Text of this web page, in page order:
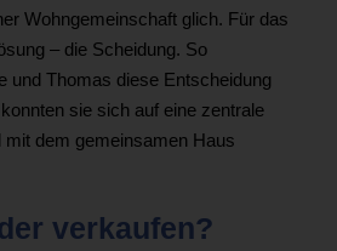
Wohngemeinschaft glich. Für das
– die Scheidung. So
und Thomas diese Entscheidung
sie sich auf eine zentrale
mit dem gemeinsamen Haus
verkaufen?